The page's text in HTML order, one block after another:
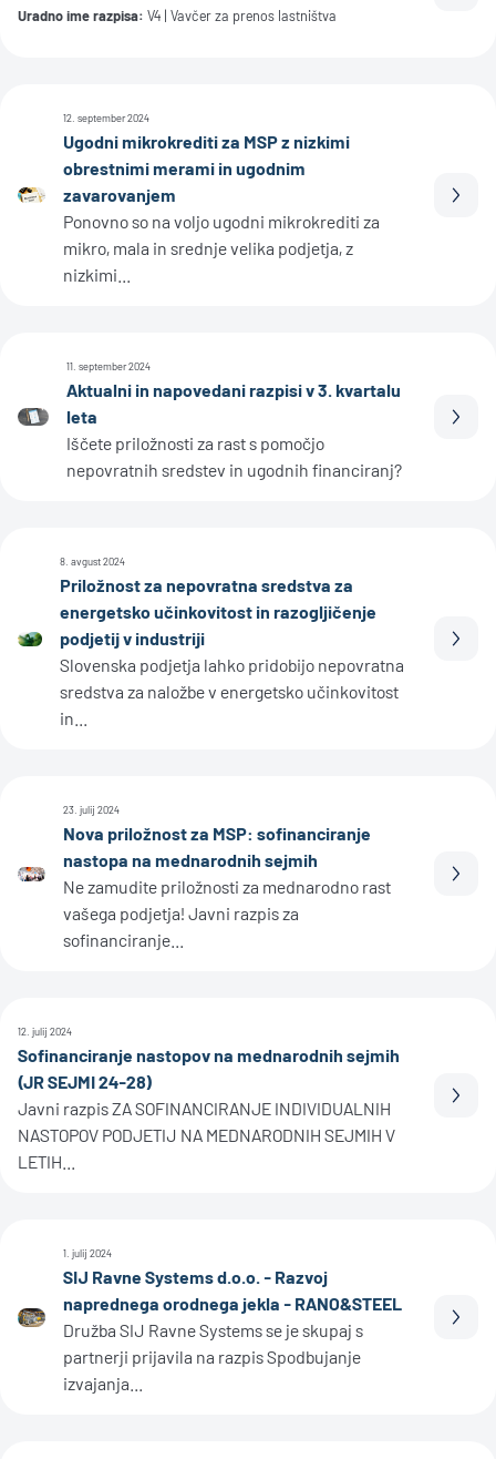
Uradno ime razpisa: V4 | Vavčer za prenos lastništva
12. september 2024
Ugodni mikrokrediti za MSP z nizkimi
obrestnimi merami in ugodnim
zavarovanjem
Ponovno so na voljo ugodni mikrokrediti za
mikro, mala in srednje velika podjetja, z
nizkimi...
11. september 2024
Aktualni in napovedani razpisi v 3. kvartalu
leta
Iščete priložnosti za rast s pomočjo
nepovratnih sredstev in ugodnih financiranj?
8. avgust 2024
Priložnost za nepovratna sredstva za
energetsko učinkovitost in razogljičenje
podjetij v industriji
Slovenska podjetja lahko pridobijo nepovratna
sredstva za naložbe v energetsko učinkovitost
in...
23. julij 2024
Nova priložnost za MSP: sofinanciranje
nastopa na mednarodnih sejmih
Ne zamudite priložnosti za mednarodno rast
vašega podjetja! Javni razpis za
sofinanciranje...
12. julij 2024
Sofinanciranje nastopov na mednarodnih sejmih
(JR SEJMI 24-28)
Javni razpis ZA SOFINANCIRANJE INDIVIDUALNIH
NASTOPOV PODJETIJ NA MEDNARODNIH SEJMIH V
LETIH...
1. julij 2024
SIJ Ravne Systems d.o.o. - Razvoj
naprednega orodnega jekla - RANO&STEEL
Družba SIJ Ravne Systems se je skupaj s
partnerji prijavila na razpis Spodbujanje
izvajanja...